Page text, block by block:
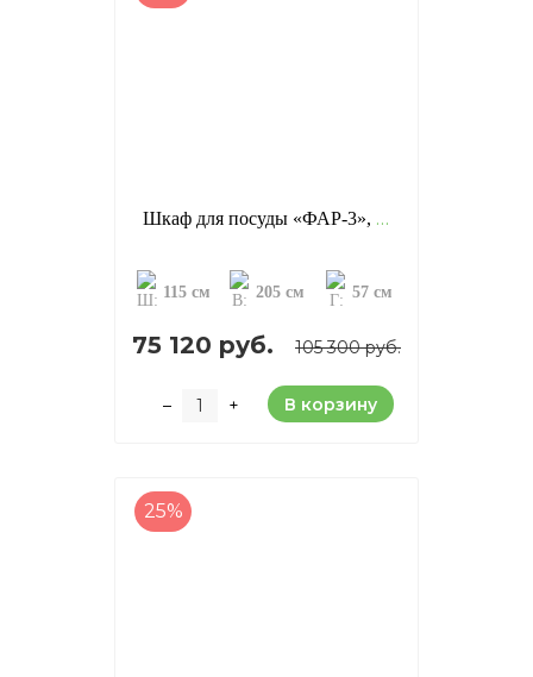
Шкаф для посуды «ФАР-3», отделка: старение (сосна)
115 см 205 см 57 см
75 120 руб. 105 300 руб.
– + В корзину
25%